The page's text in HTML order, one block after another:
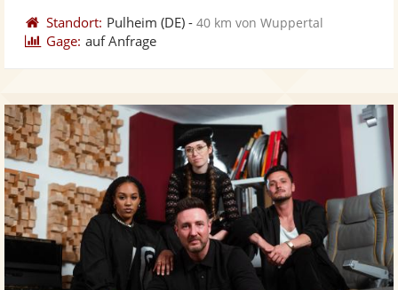
Standort: Pulheim (DE) -40 km von Wuppertal
Gage: auf Anfrage